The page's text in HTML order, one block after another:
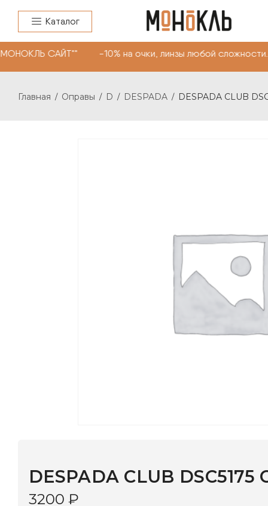
Каталог
САЙТ"" -10% на очки, линзы любой
Главная / Оправы / D / DESPADA / DESPADA CLUB
3–5 дней | Промокод — скидка 10%